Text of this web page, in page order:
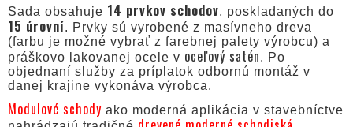
Sada obsahuje 14 prvkov schodov, poskladaných do
15 úrovní. Prvky sú vyrobené z masívneho dreva
(farbu je možné vybrať z farebnej palety výrobcu) a
práškovo lakovanej ocele v oceľový satén. Po
objednaní služby za príplatok odbornú montáž v
danej krajine vykonáva výrobca.
Modulové schody ako moderná aplikácia v stavebníctve